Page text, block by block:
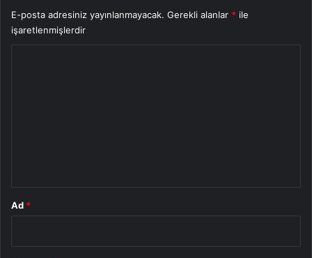
E-posta adresiniz yayınlanmayacak. Gerekli alanlar * ile
işaretlenmişlerdir
Ad *